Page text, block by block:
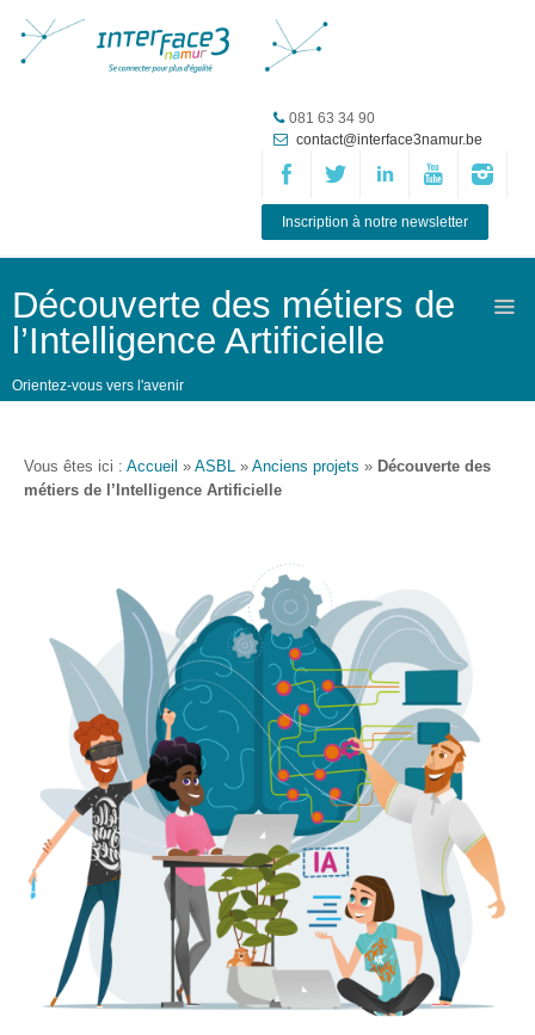
081 63 34 90
contact@interface3namur.be
Inscription à notre newsletter
Découverte des métiers de
l’Intelligence Artificielle
Orientez-vous vers l'avenir
Vous êtes ici : Accueil » ASBL » Anciens projets » Découverte des
métiers de l’Intelligence Artificielle
Agenda
Équipe
Travailler chez
Interface3.Namur
projets
privée
Formations pour
demandeur·euse·s
d’emploi
DIGISTART
Opérateur·rice
Support IT –
Helpdesk
Je valorise
mon profil